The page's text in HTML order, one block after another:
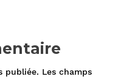
publiée. Les champs